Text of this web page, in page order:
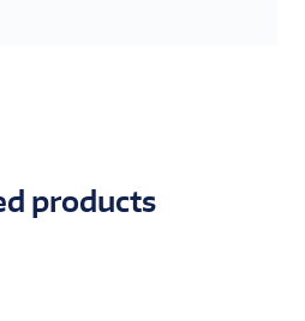
products